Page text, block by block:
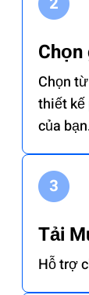
Chọn
thiết kế
của
Tải
Hỗ trợ